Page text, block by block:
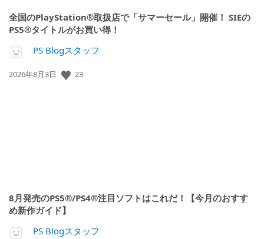
全国のPlayStation®取扱店で「サマーセール」開催！ SIEの
PS5®タイトルがお買い得！
PS Blogスタッフ
公
2026年8月3日 23
8月発売のPS5®/PS4®注目ソフトはこれだ！【今月のおすす
め新作ガイド】
PS Blogスタッフ